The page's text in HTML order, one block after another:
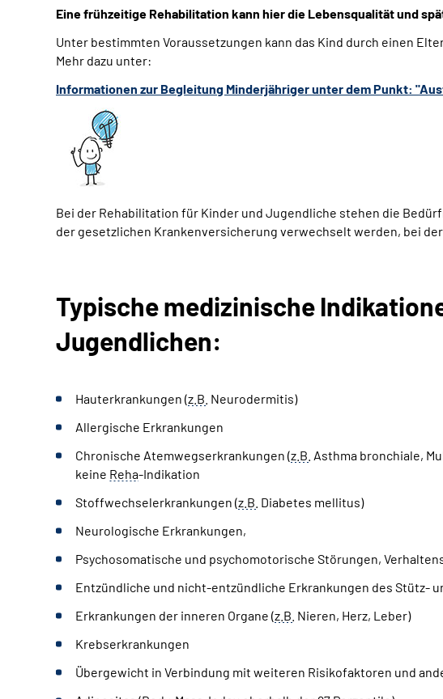
Eine frühzeitige Rehabilitation kann hier die Lebensqualität und
Unter bestimmten Voraussetzungen kann das Kind durch einen
Mehr dazu unter:
Informationen zur Begleitung Minderjähriger unter dem Punkt:
Bei der Rehabilitation für Kinder und Jugendliche stehen die
der gesetzlichen Krankenversicherung verwechselt werden, bei
Typische medizinische
Jugendlichen:
Hauterkrankungen (z.B. Neurodermitis)
Allergische Erkrankungen
Chronische Atemwegserkrankungen (z.B. Asthma bronchiale,
keine Reha-Indikation
Stoffwechselerkrankungen (z.B. Diabetes mellitus)
Neurologische Erkrankungen,
Psychosomatische und psychomotorische Störungen,
Entzündliche und nicht-entzündliche Erkrankungen des Stütz-
Erkrankungen der inneren Organe (z.B. Nieren, Herz, Leber)
Krebserkrankungen
Übergewicht in Verbindung mit weiteren Risikofaktoren und